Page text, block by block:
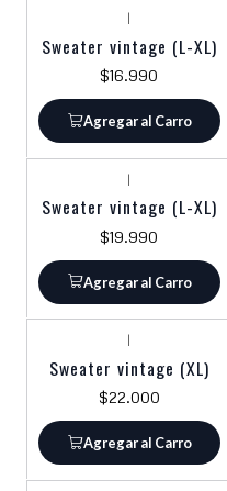
|
Sweater vintage (L-XL)
$16.990
Agregar al Carro
|
Sweater vintage (L-XL)
$19.990
Agregar al Carro
|
Sweater vintage (XL)
$22.000
Agregar al Carro